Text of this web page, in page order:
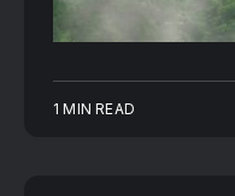
1 MIN READ